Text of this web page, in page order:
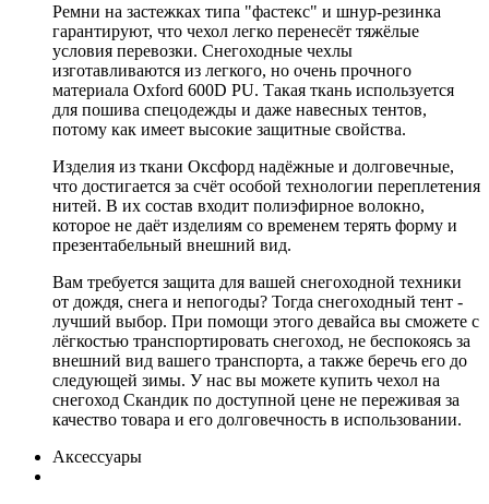
Ремни на застежках типа "фастекс" и шнур-резинка
гарантируют, что чехол легко перенесёт тяжёлые
условия перевозки. Снегоходные чехлы
изготавливаются из легкого, но очень прочного
материала Oxford 600D PU. Такая ткань используется
для пошива спецодежды и даже навесных тентов,
потому как имеет высокие защитные свойства.
Изделия из ткани Оксфорд надёжные и долговечные,
что достигается за счёт особой технологии переплетения
нитей. В их состав входит полиэфирное волокно,
которое не даёт изделиям со временем терять форму и
презентабельный внешний вид.
Вам требуется защита для вашей снегоходной техники
от дождя, снега и непогоды? Тогда снегоходный тент -
лучший выбор. При помощи этого девайса вы сможете с
лёгкостью транспортировать снегоход, не беспокоясь за
внешний вид вашего транспорта, а также беречь его до
следующей зимы. У нас вы можете купить чехол на
снегоход Скандик по доступной цене не переживая за
качество товара и его долговечность в использовании.
Аксессуары